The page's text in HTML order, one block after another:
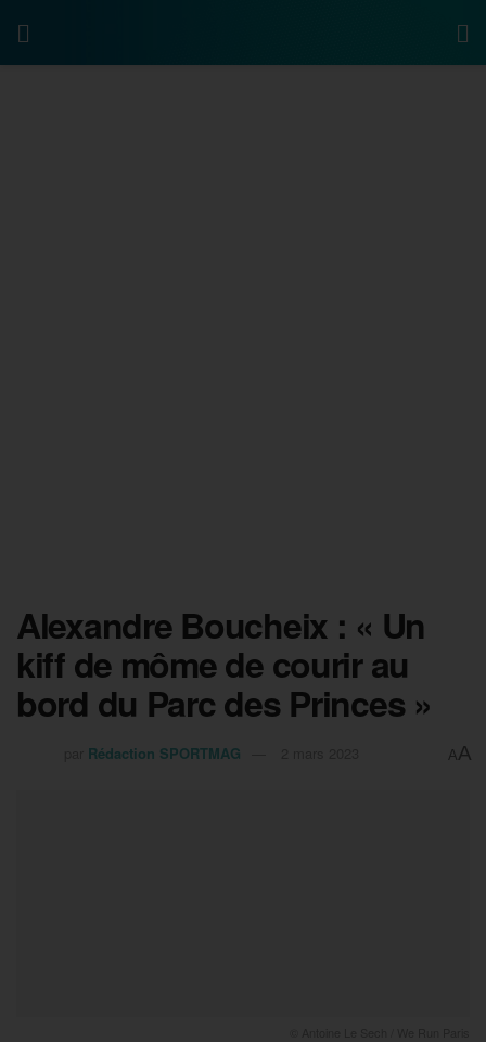
Alexandre Boucheix : « Un
kiff de môme de courir au
bord du Parc des Princes »
Rédaction SPORTMAG AA